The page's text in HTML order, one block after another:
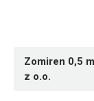
Zomiren 0,5
z o.o.